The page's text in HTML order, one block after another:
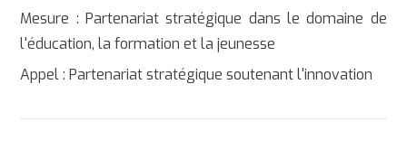
Mesure : Partenariat stratégique dans le domaine de
l'éducation, la formation et la jeunesse
Appel : Partenariat stratégique soutenant l'innovation